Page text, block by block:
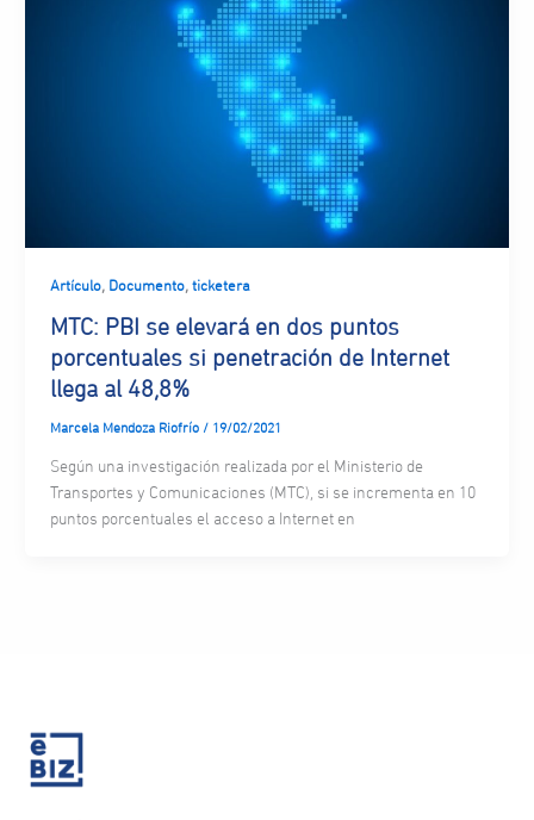
Artículo, Documento, ticketera
MTC: PBI se elevará en dos puntos
porcentuales si penetración de Internet
llega al 48,8%
Marcela Mendoza Riofrío / 19/02/2021
Según una investigación realizada por el Ministerio de
Transportes y Comunicaciones (MTC), si se incrementa en 10
puntos porcentuales el acceso a Internet en